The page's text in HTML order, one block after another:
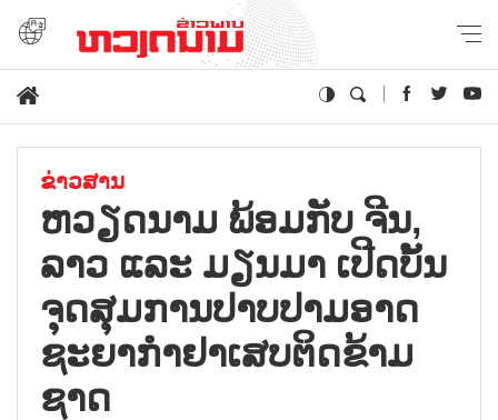
ຂ່າວສານ
ຫວຽດນາມ ພ້ອມກັບ ຈີນ,
ລາວ ແລະ ມຽນມາ ເປີດບັ້ນ
ຈຸດສຸມການປາບປາມອາດ
ຊະຍາກຳຢາເສບຕິດຂ້າມ
ຊາດ